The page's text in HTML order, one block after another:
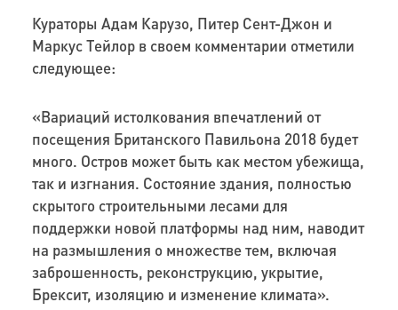
Кураторы Адам Карузо, Питер Сент-Джон и
Маркус Тейлор в своем комментарии отметили
следующее:
«Вариаций истолкования впечатлений от
посещения Британского Павильона 2018 будет
много. Остров может быть как местом убежища,
так и изгнания. Состояние здания, полностью
скрытого строительными лесами для
поддержки новой платформы над ним, наводит
на размышления о множестве тем, включая
заброшенность, реконструкцию, укрытие,
Брексит, изоляцию и изменение климата».